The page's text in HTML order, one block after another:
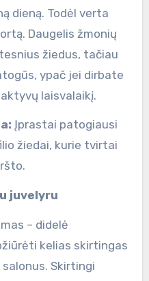
dieną. Todėl verta
Daugelis žmonių
žiedus, tačiau
ypač jei dirbate
laisvalaikį.
Įprastai patogiausi
žiedai, kurie tvirtai
juvelyru
– didelė
kelias skirtingas
Skirtingi